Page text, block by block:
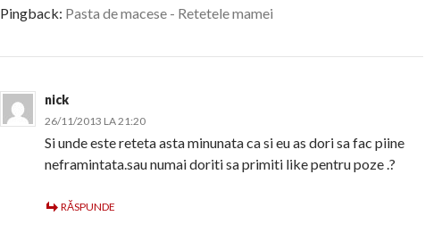
Pingback: Pasta de macese - Retetele mamei
nick
26/11/2013 LA 21:20
Si unde este reteta asta minunata ca si eu as dori sa fac piine
neframintata.sau numai doriti sa primiti like pentru poze .?
RĂSPUNDE